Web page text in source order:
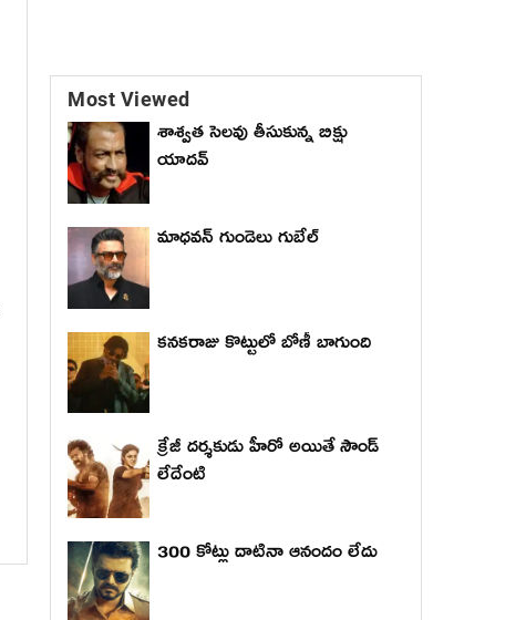
Most Viewed
శాశ్వత సెలవు తీసుకున్న బిక్షు
యాదవ్
మాధ‌వ‌న్ గుండెలు గుబేల్‌
కనకరాజు కొట్టులో బోణీ బాగుంది
క్రేజీ దర్శకుడు హీరో అయితే సౌండ్
లేదేంటి
300 కోట్లు దాటినా ఆనందం లేదు